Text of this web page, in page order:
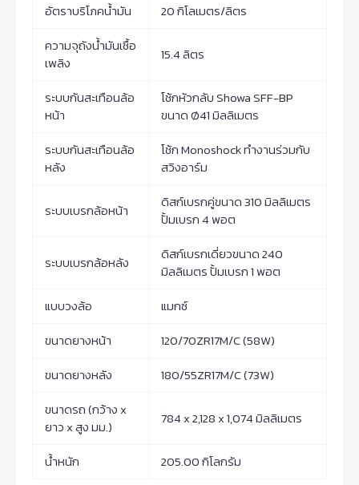
อัตราบริโภคน้ำมัน
20 กิโลเมตร/ลิตร
ความจุถังน้ำมันเชื้อ
เพลิง
15.4 ลิตร
ระบบกันสะเทือนล้อ
หน้า
โช้กหัวกลับ Showa SFF-BP
ขนาด Ø41 มิลลิเมตร
ระบบกันสะเทือนล้อ
หลัง
โช้ก Monoshock ทำงานร่วมกับ
สวิงอาร์ม
ระบบเบรกล้อหน้า
ดิสก์เบรกคู่ขนาด 310 มิลลิเมตร
ปั้มเบรก 4 พอต
ระบบเบรกล้อหลัง
ดิสก์เบรกเดี่ยวขนาด 240
มิลลิเมตร ปั้มเบรก 1 พอต
แบบวงล้อ
แมกซ์
ขนาดยางหน้า
120/70ZR17M/C (58W)
ขนาดยางหลัง
180/55ZR17M/C (73W)
ขนาดรถ (กว้าง x
ยาว x สูง มม.)
784 x 2,128 x 1,074 มิลลิเมตร
น้ำหนัก 205.00 กิโลกรัม